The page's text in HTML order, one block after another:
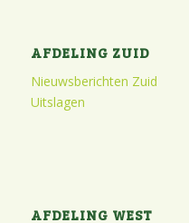
AFDELING ZUID
Nieuwsberichten Zuid
Uitslagen
AFDELING WEST